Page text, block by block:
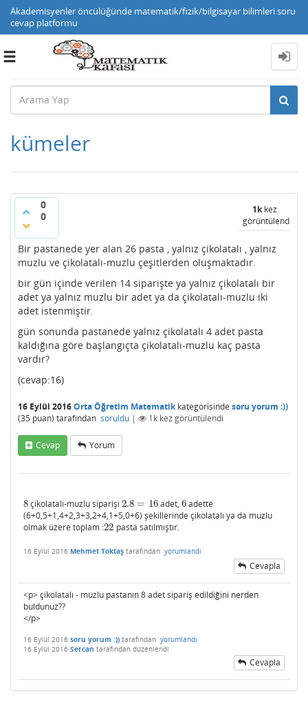
Akademisyenler öncülüğünde matematik/fizik/bilgisayar bilimleri soru
cevap platformu
Toggle
kümeler
0
0
1kkez
görüntülendi
Bir pastanede yer alan 26 pasta , yalnız çikolatalı , yalnız
muzlu ve çikolatalı-muzlu çeşitlerden oluşmaktadır.
bir gün içinde verilen 14 siparişte ya yalnız çikolatalı bir
adet ya yalnız muzlu bir adet ya da çikolatalı-muzlu iki
adet istenmiştir.
gün sonunda pastanede yalnız çikolatalı 4 adet pasta
kaldığına göre başlangıçta çikolatalı-muzlu kaç pasta
vardır?
(cevap:16)
16 Eylül 2016Orta Öğretim Matematikkategorisinde soru yorum :))
(35 puan) tarafından soruldu | 1k kez görüntülendi
Cevap Yorum
8
8çikolatalı-muzlu siparişi2.8 = 16
2.8=16 adet, 6
6adette
(6+0,5+1,4+2,3+3,2+4,1+5,0+6) şekillerinde çikolatalı ya da muzlu
olmak üzere toplam :22
22 pasta satılmıştır.
16 Eylül 2016 Mehmet Toktaş tarafından yorumlandı
Cevapla
<p> çikolatalı - muzlu pastanın 8 adet sipariş edildiğini nerden
buldunuz??
</p>
16 Eylül 2016 soru yorum :)) tarafından yorumlandı
16 Eylül 2016 Sercan tarafından düzenlendi
Cevapla